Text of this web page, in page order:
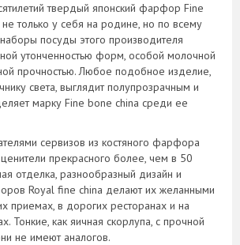
твердый японский фарфор Fine
только у себя на родине, но по всему
посуды этого производителя
утонченностью форм, особой молочной
прочностью. Любое подобное изделие,
света, выглядит полупрозрачным и
марку Fine bone china среди ее
сервизов из костяного фарфора
ценители прекрасного более, чем в 50
отделка, разнообразный дизайн и
Royal fine china делают их желанными
приемах, в дорогих ресторанах и на
Тонкие, как яичная скорлупа, с прочной
не имеют аналогов.